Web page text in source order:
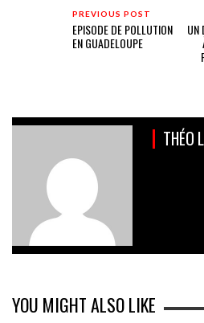
PREVIOUS POST
EPISODE DE POLLUTION
EN GUADELOUPE
UN
THÉO
YOU MIGHT ALSO LIKE